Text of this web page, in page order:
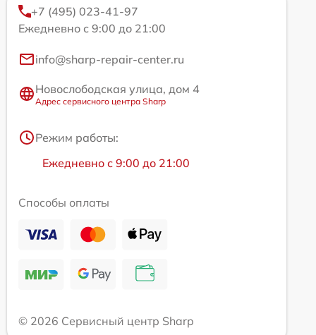
+7 (495) 023-41-97
Ежедневно с 9:00 до 21:00
info@sharp-repair-center.ru
Новослободская улица, дом 4
Адрес сервисного центра Sharp
Режим работы:
Ежедневно с 9:00 до 21:00
Способы оплаты
© 2026 Сервисный центр Sharp